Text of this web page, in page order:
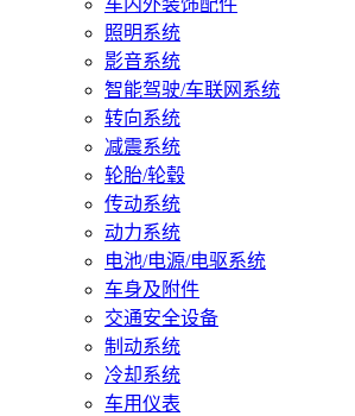
车内外装饰配件
照明系统
影音系统
智能驾驶/车联网系统
转向系统
减震系统
轮胎/轮毂
传动系统
动力系统
电池/电源/电驱系统
车身及附件
交通安全设备
制动系统
冷却系统
车用仪表